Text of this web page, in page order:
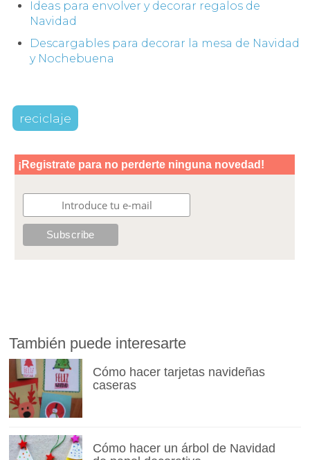
Ideas para envolver y decorar regalos de
Navidad
Descargables para decorar la mesa de Navidad
y Nochebuena
reciclaje
También puede interesarte
Cómo hacer tarjetas navideñas
caseras
Cómo hacer un árbol de Navidad